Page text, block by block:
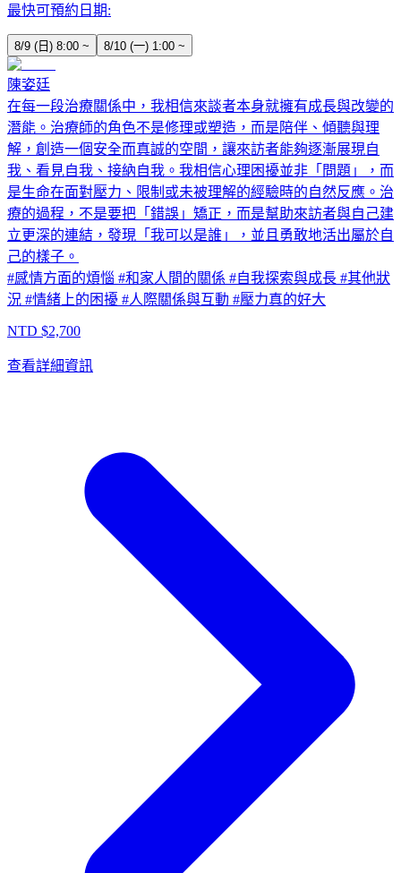
最快可預約日期:
8/9 (日) 8:00 ~ 8/10 (一) 1:00 ~
陳姿廷
在每一段治療關係中，我相信來談者本身就擁有成長與改變的
潛能。治療師的角色不是修理或塑造，而是陪伴、傾聽與理
解，創造一個安全而真誠的空間，讓來訪者能夠逐漸展現自
我、看見自我、接納自我。我相信心理困擾並非「問題」，而
是生命在面對壓力、限制或未被理解的經驗時的自然反應。治
療的過程，不是要把「錯誤」矯正，而是幫助來訪者與自己建
立更深的連結，發現「我可以是誰」，並且勇敢地活出屬於自
己的樣子。
#感情方面的煩惱 #和家人間的關係 #自我探索與成長 #其他狀
況 #情緒上的困擾 #人際關係與互動 #壓力真的好大
NTD $2,700
查看詳細資訊